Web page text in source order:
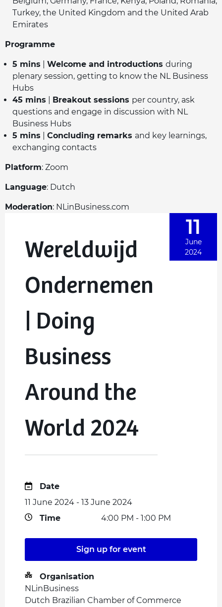
Turkey, the United Kingdom and the United Arab
Emirates
Programme
5 mins Welcome and introductions during
plenary session, getting to know the NL Business
Hubs
45 mins
Breakout sessions per country, ask
questions and engage in discussion with NL
Business Hubs
5 mins
Concluding remarks and key learnings,
exchanging contacts
Platform: Zoom
Language: Dutch
Moderation: NLinBusiness.com
Wereldwijd
Ondernemen
| Doing
Business
Around the
World 2024
11
June
2024
Date
11 June 2024 - 13 June 2024
Time
4:00 PM - 1:00 PM
Sign up for event
Organisation
NLinBusiness
Dutch Brazilian Chamber of Commerce